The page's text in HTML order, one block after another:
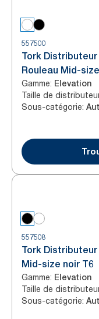
557500
Tork
Rouleau Mid-
Gamme: Elevation
Taille de
Sous-catégorie:
557508
Tork
Mid-size noir T6
Gamme: Elevation
Taille de
Sous-catégorie: